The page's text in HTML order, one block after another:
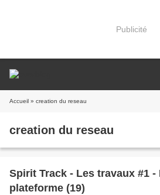
Publicité
Accueil » creation du reseau
creation du reseau
Spirit Track - Les travaux #1 -
plateforme (19)